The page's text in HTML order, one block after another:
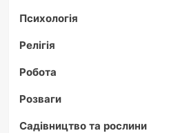
Психологія
Релігія
Робота
Розваги
Садівництво та рослини